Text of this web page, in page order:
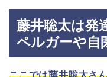
藤井聡太は発
ペルガーや自